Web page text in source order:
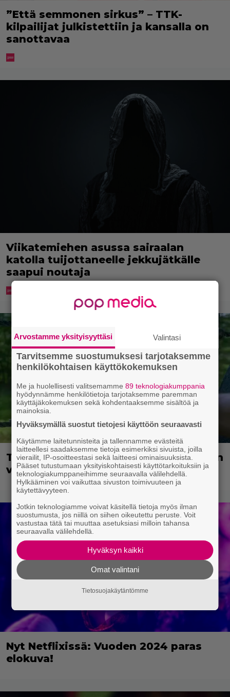
”Että semmonen sirkus” – TTK-
kilpailijat julkistettiin ja kansalla on
sanottavaa
Viikatemiehen asussa sairaalan
katolla tuijottaneelle jekkujätkälle
saapui noutaja
Tuleva videopelielokuva jäi Sam Neillin
viimeiseksi rooliksi
Nyt Netflixissä: Vuoden 2024 paras
elokuva!
Arvostamme yksityisyyttäsi Valintasi
Tarvitsemme suostumuksesi tarjotaksemme
henkilökohtaisen käyttökokemuksen
Me ja huolellisesti valitsemamme89 teknologiakumppania
hyödynnämme henkilötietoja tarjotaksemme paremman
käyttäjäkokemuksen sekä kohdentaaksemme sisältöä ja
mainoksia.
Hyväksymällä suostut tietojesi käyttöön seuraavasti
Käytämme laitetunnisteita ja tallennamme evästeitä
laitteellesi saadaksemme tietoja esimerkiksi sivuista, joilla
vierailit, IP-osoitteestasi sekä laitteesi ominaisuuksista.
Pääset tutustumaan yksityiskohtaisesti käyttötarkoituksiin ja
teknologiakumppaneihimme seuraavalla välilehdellä.
Hylkääminen voi vaikuttaa sivuston toimivuuteen ja
käytettävyyteen.
Jotkin teknologiamme voivat käsitellä tietoja myös ilman
suostumusta, jos niillä on siihen oikeutettu peruste. Voit
vastustaa tätä tai muuttaa asetuksiasi milloin tahansa
seuraavalla välilehdellä.
Hyväksyn kaikki
Omat valintani
Tietosuojakäytäntömme